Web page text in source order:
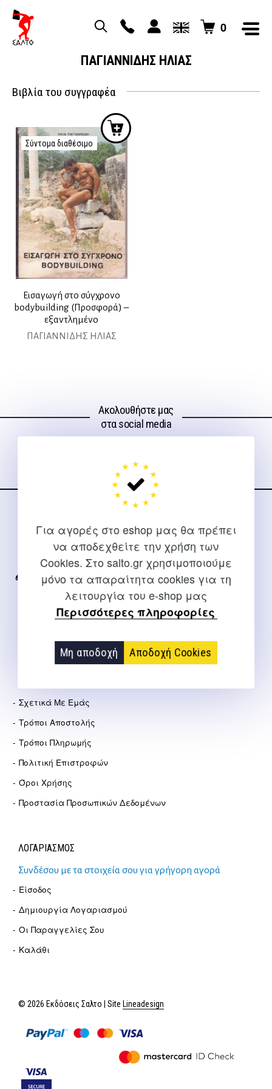
Για αγορές στο eshop μας θα πρέπει
να αποδεχθείτε την χρήση των
Cookies. Στο salto.gr χρησιμοποιούμε
μόνο τα απαραίτητα cookies για τη
λειτουργία του e-shop μας
Περισσότερες πληροφορίες
Μη αποδοχή Αποδοχή Cookies
0
ΠΑΓΙΑΝΝΙΔΗΣ ΗΛΙΑΣ
Βιβλία του συγγραφέα
Σύντομα διαθέσιμο
Εισαγωγή στο σύγχρονο
bodybuilding (Προσφορά) –
εξαντλημένο
ΠΑΓΙΑΝΝΙΔΗΣ ΗΛΙΑΣ
Ακολουθήστε μας
στα social media
Για διευκρινίσεις και υποστήριξη παραγγελιών μέσω του
Internet
2310 267108
info@salto.gr
Σχετικά Με Εμάς
Τρόποι Αποστολής
Τρόποι Πληρωμής
Πολιτική Επιστροφών
Όροι Χρήσης
Προστασία Προσωπικών Δεδομένων
ΛΟΓΑΡΙΑΣΜΟΣ
Συνδέσου με τα στοιχεία σου για γρήγορη αγορά
Είσοδος
Δημιουργία Λογαριασμού
Οι Παραγγελίες Σου
Καλάθι
© 2026 Εκδόσεις Σαλτο | Site Lineadesign